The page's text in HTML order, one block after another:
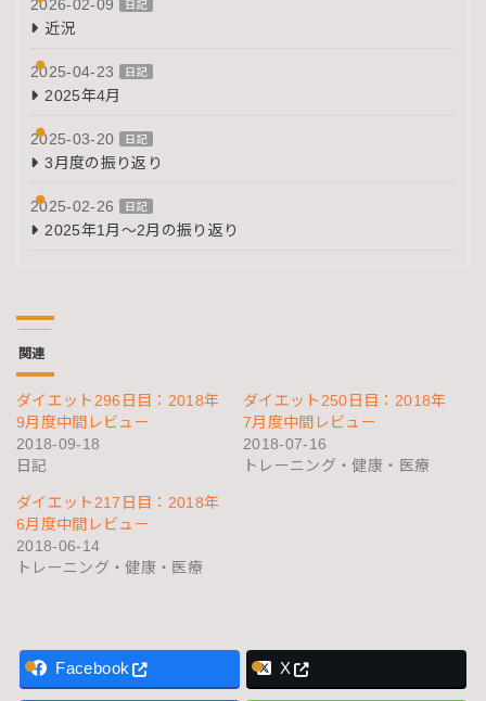
2026-02-09 日記
近況
2025-04-23 日記
2025年4月
2025-03-20 日記
3月度の振り返り
2025-02-26 日記
2025年1月～2月の振り返り
関連
ダイエット296日目：2018年
9月度中間レビュー
2018-09-18
日記
ダイエット250日目：2018年
7月度中間レビュー
2018-07-16
トレーニング・健康・医療
ダイエット217日目：2018年
6月度中間レビュー
2018-06-14
トレーニング・健康・医療
Facebook X